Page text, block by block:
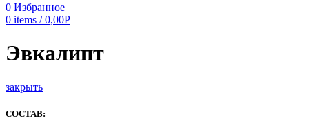
0 Избранное
0 items / 0,00Р
Эвкалипт
закрыть
СОСТАВ: